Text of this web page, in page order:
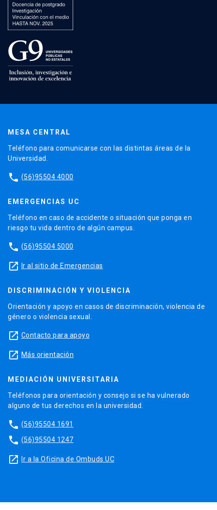
MESA CENTRAL
Teléfono para comunicarse con las distintas áreas de la
Universidad.
phone (56)95504 4000
EMERGENCIAS UC
Teléfono en caso de accidente o situación que ponga en
riesgo tu vida dentro de algún campus.
phone (56)95504 5000
launch Ir al sitio de Emergencias
DISCRIMINACIÓN Y VIOLENCIA
Orientación y apoyo en casos de discriminación, violencia de
género o violencia sexual.
launch Contacto para apoyo
launch Más orientación
MEDIACIÓN UNIVERSITARIA
Teléfonos para orientación y consejo si se ha vulnerado
alguno de tus derechos en la universidad.
phone (56)95504 1691
phone (56)95504 1247
launch Ir a la Oficina de Ombuds UC